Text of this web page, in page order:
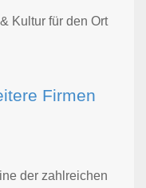
Kultur für den Ort
Firmen
der zahlreichen